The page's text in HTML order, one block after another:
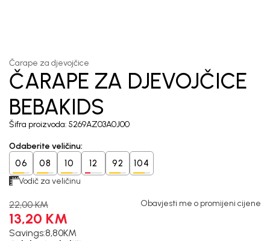
Čarape za djevojčice
ČARAPE ZA DJEVOJČICE
BEBAKIDS
Šifra proizvoda: 5269AZ03A0J00
Odaberite veličinu:
06 08 10 12 92 104
Vodič za veličinu
22,00 KM
13,20 KM
Savings:8,80KM
Obavjesti me o promijeni cijene